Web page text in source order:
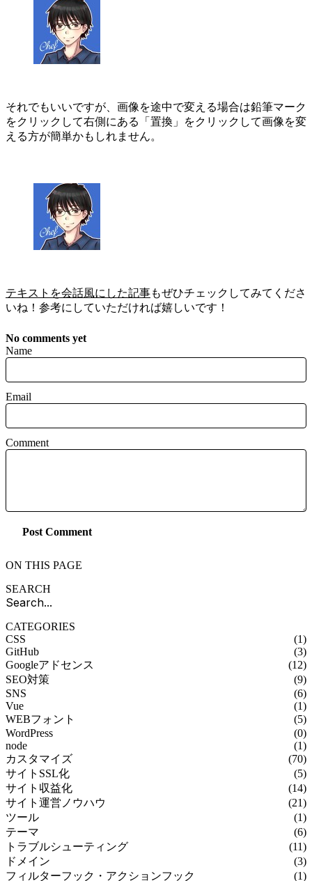
それでもいいですが、画像を途中で変える場合は鉛筆マーク
をクリックして右側にある「置換」をクリックして画像を変
える方が簡単かもしれません。
テキストを会話風にした記事もぜひチェックしてみてくださ
いね！参考にしていただければ嬉しいです！
No comments yet
Name
Email
Comment
Post Comment
ON THIS PAGE
SEARCH
CATEGORIES
CSS
(1)
GitHub
(3)
Googleアドセンス
(12)
SEO対策
(9)
SNS
(6)
Vue
(1)
WEBフォント
(5)
WordPress
(0)
node
(1)
カスタマイズ
(70)
サイトSSL化
(5)
サイト収益化
(14)
サイト運営ノウハウ
(21)
ツール
(1)
テーマ
(6)
トラブルシューティング
(11)
ドメイン
(3)
フィルターフック・アクションフック
(1)